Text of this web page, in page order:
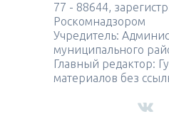
77 - 88644,
Роскомнадзором
Учредитель:
муниципального
Главный редактор:
материалов без